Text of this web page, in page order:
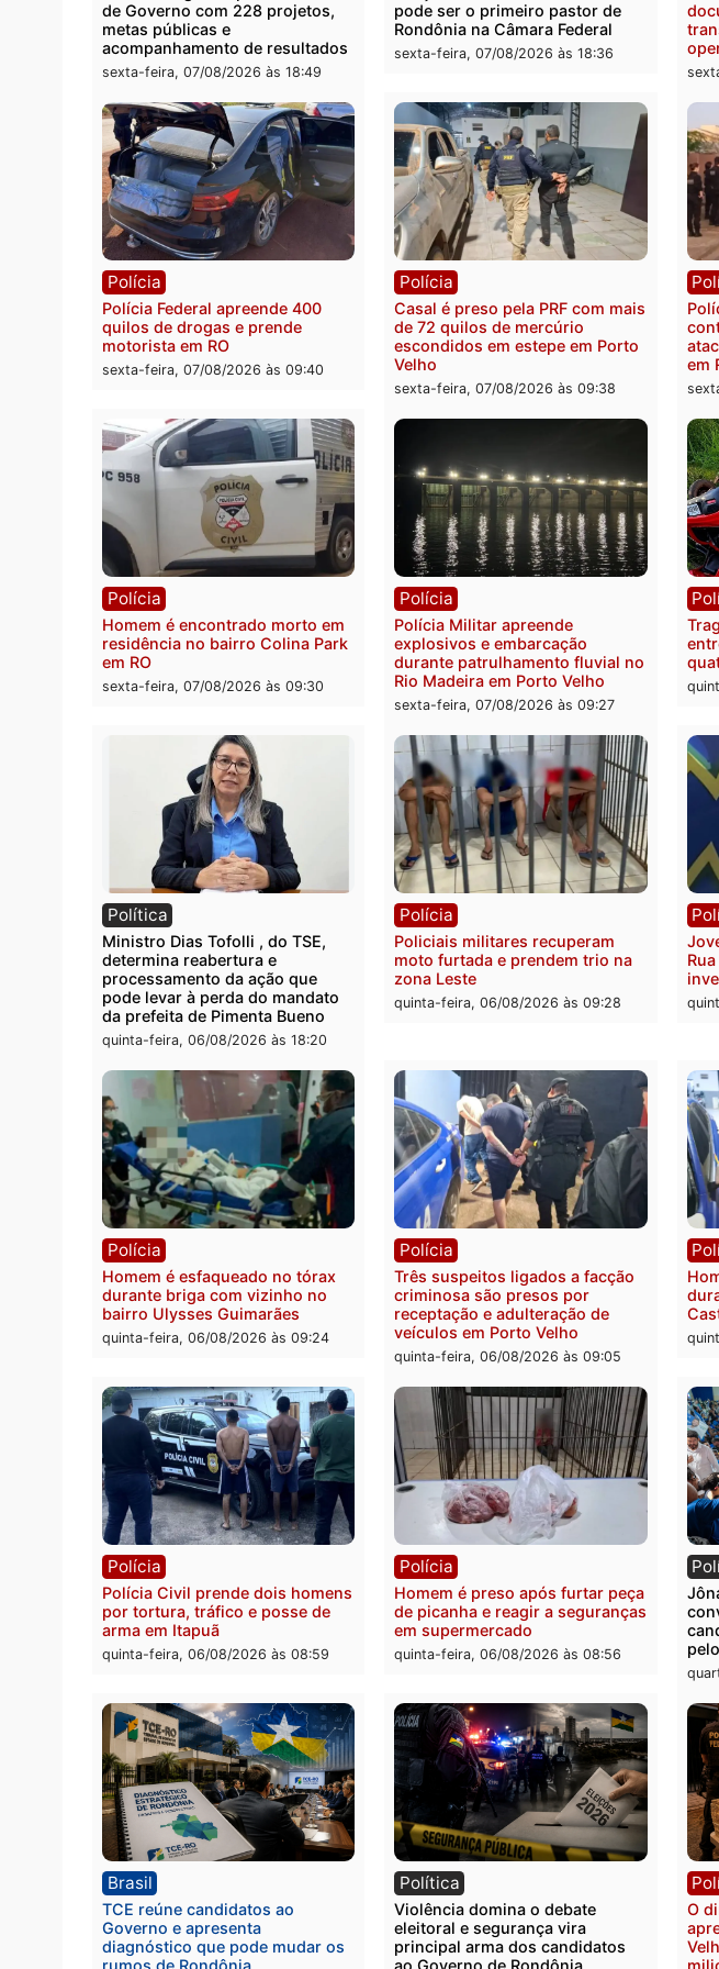
Política
Marcos Rogério apresenta Plano
de Governo com 228 projetos,
metas públicas e
acompanhamento de resultados
sexta-feira, 07/08/2026 às 18:49
Política
Eleições 2026: Pastor Evanildo
pode ser o primeiro pastor de
Rondônia na Câmara Federal
sexta-feira, 07/08/2026 às 18:36
Polícia
Polícia Federal apreende 400
quilos de drogas e prende
motorista em RO
sexta-feira, 07/08/2026 às 09:40
Polícia
Casal é preso pela PRF com mais
de 72 quilos de mercúrio
escondidos em estepe em Porto
Velho
sexta-feira, 07/08/2026 às 09:38
Polícia
Homem é encontrado morto em
residência no bairro Colina Park
em RO
sexta-feira, 07/08/2026 às 09:30
Polícia
Polícia Militar apreende
explosivos e embarcação
durante patrulhamento fluvial no
Rio Madeira em Porto Velho
sexta-feira, 07/08/2026 às 09:27
Política
Ministro Dias Tofolli , do TSE,
determina reabertura e
processamento da ação que
pode levar à perda do mandato
da prefeita de Pimenta Bueno
Polícia
Policiais militares recuperam
moto furtada e prendem trio na
zona Leste
quinta-feira, 06/08/2026 às 09:28
Polícia
Homem é esfaqueado no tórax
durante briga com vizinho no
quinta-feira, 06/08/2026 às 09:24
Polícia
Três suspeitos ligados a facção
criminosa são presos por
veículos em Porto Velho
quinta-feira, 06/08/2026 às 09:05
Polícia Polícia